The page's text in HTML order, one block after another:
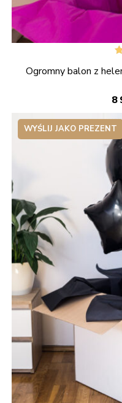
Ogromny balon z
WYŚLIJ JAKO PREZENT